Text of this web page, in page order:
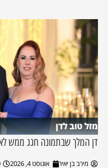
מזל טוב לדן
דן המלך שבתמונה חגג ממש
מירב בן יאיר אוגוסט 4, 2026